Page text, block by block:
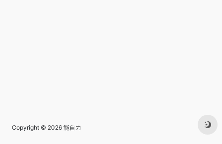
Copyright © 2026 能自力